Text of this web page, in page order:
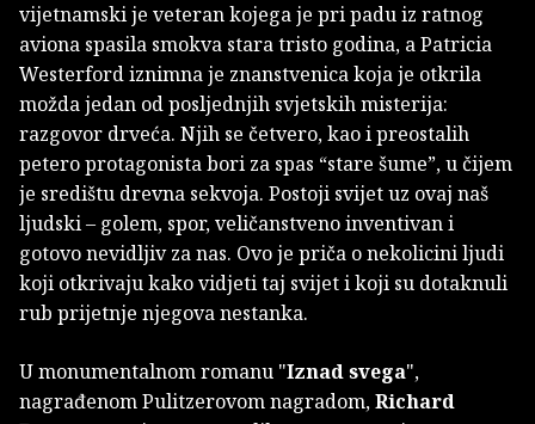
vijetnamski je veteran kojega je pri padu iz ratnog
aviona spasila smokva stara tristo godina, a Patricia
Westerford iznimna je znanstvenica koja je otkrila
možda jedan od posljednjih svjetskih misterija:
razgovor drveća. Njih se četvero, kao i preostalih
petero protagonista bori za spas “stare šume”, u čijem
je središtu drevna sekvoja. Postoji svijet uz ovaj naš
ljudski – golem, spor, veličanstveno inventivan i
gotovo nevidljiv za nas. Ovo je priča o nekolicini ljudi
koji otkrivaju kako vidjeti taj svijet i koji su dotaknuli
rub prijetnje njegova nestanka.
U monumentalnom romanu "Iznad svega",
nagrađenom Pulitzerovom nagradom,Richard